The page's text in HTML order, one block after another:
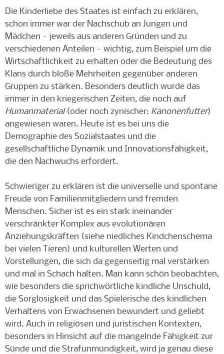
Die Kinderliebe des Staates ist einfach zu erklären,
schon immer war der Nachschub an Jungen und
Mädchen – jeweils aus anderen Gründen und zu
verschiedenen Anteilen – wichtig, zum Beispiel um die
Wirtschaftlichkeit zu erhalten oder die Bedeutung des
Klans durch bloße Mehrheiten gegenüber anderen
Gruppen zu stärken. Besonders deutlich wurde das
immer in den kriegerischen Zeiten, die noch auf
Humanmaterial(oder noch zynischer: Kanonenfutter)
angewiesen waren. Heute ist es bei uns die
Demographie des Sozialstaates und die
gesellschaftliche Dynamik und Innovationsfähigkeit,
die den Nachwuchs erfordert.
Schwieriger zu erklären ist die universelle und spontane
Freude von Familienmitgliedern und fremden
Menschen. Sicher ist es ein stark ineinander
verschränkter Komplex aus evolutionären
Anziehungskräften (siehe niedliches Kindchenschema
bei vielen Tieren) und kulturellen Werten und
Vorstellungen, die sich da gegenseitig mal verstärken
und mal in Schach halten. Man kann schön beobachten,
wie besonders die sprichwörtliche kindliche Unschuld,
die Sorglosigkeit und das Spielerische des kindlichen
Verhaltens von Erwachsenen bewundert und geliebt
wird. Auch in religiösen und juristischen Kontexten,
besonders in Hinsicht auf die mangelnde Fähigkeit zur
Sünde und die Strafunmündigkeit, wird ja genau diese